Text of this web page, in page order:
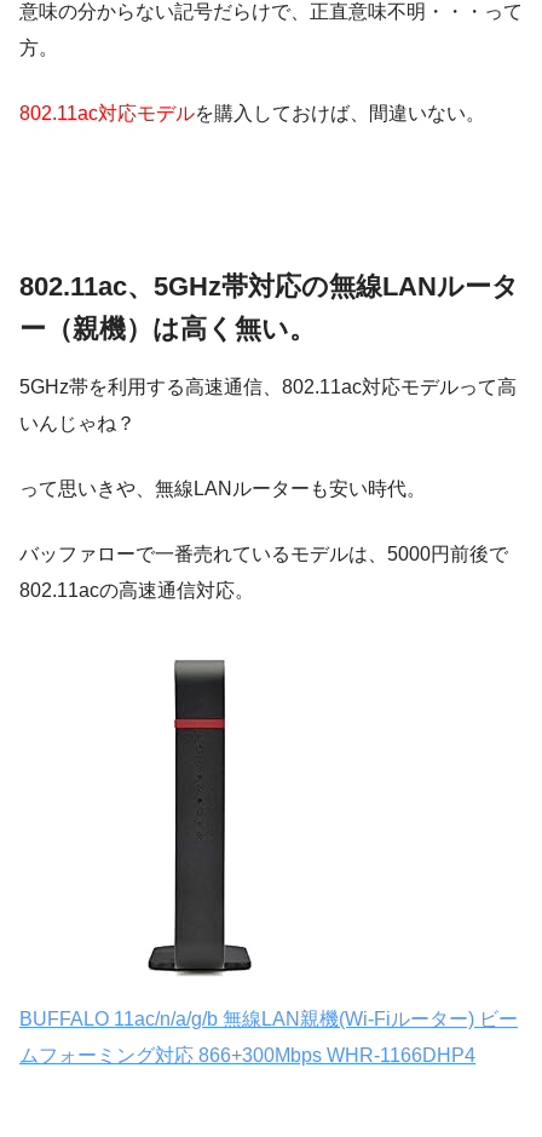
意味の分からない記号だらけで、正直意味不明・・・って
方。
802.11ac対応モデルを購入しておけば、間違いない。
802.11ac、5GHz帯対応の無線LANルータ
ー（親機）は高く無い。
5GHz帯を利用する高速通信、802.11ac対応モデルって高
いんじゃね？
って思いきや、無線LANルーターも安い時代。
バッファローで一番売れているモデルは、5000円前後で
802.11acの高速通信対応。
BUFFALO 11ac/n/a/g/b 無線LAN親機(Wi-Fiルーター) ビー
ムフォーミング対応 866+300Mbps WHR-1166DHP4